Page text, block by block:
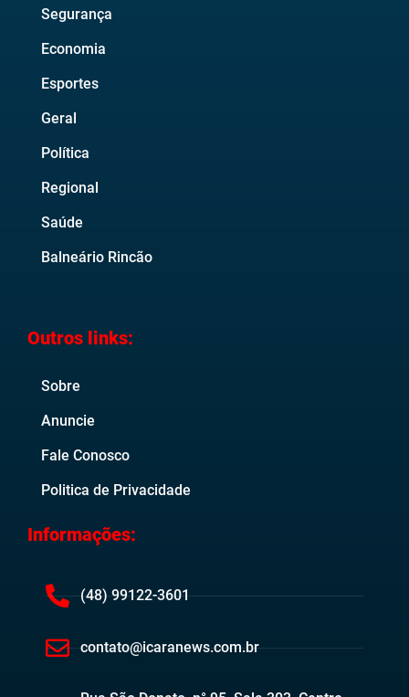
Segurança
Economia
Esportes
Geral
Política
Regional
Saúde
Balneário Rincão
Outros links:
Sobre
Anuncie
Fale Conosco
Politica de Privacidade
Informações:
(48) 99122-3601
contato@icaranews.com.br